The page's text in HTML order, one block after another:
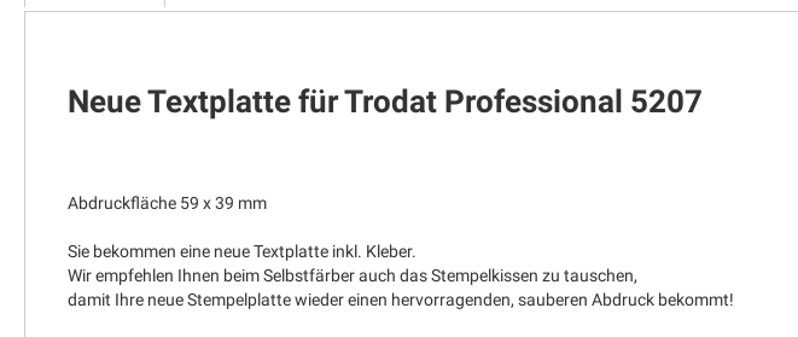
Bildgalerie
Neue Textplatte für Trodat Professional 5207
Abdruckfläche 59 x 39 mm
Sie bekommen eine neue Textplatte inkl. Kleber.
Wir empfehlen Ihnen beim Selbstfärber auch das Stempelkissen zu tauschen,
damit Ihre neue Stempelplatte wieder einen hervorragenden, sauberen Abdruck bekommt!